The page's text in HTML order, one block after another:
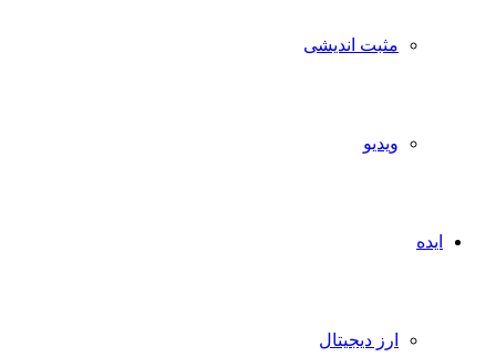
مثبت اندیشی
ویدیو
ایده
ارز دیجیتال